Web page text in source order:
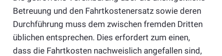
Betreuung und den Fahrtkostenersatz sowie deren
Durchführung muss dem zwischen fremden Dritten
üblichen entsprechen. Dies erfordert zum einen,
dass die Fahrtkosten nachweislich angefallen sind,